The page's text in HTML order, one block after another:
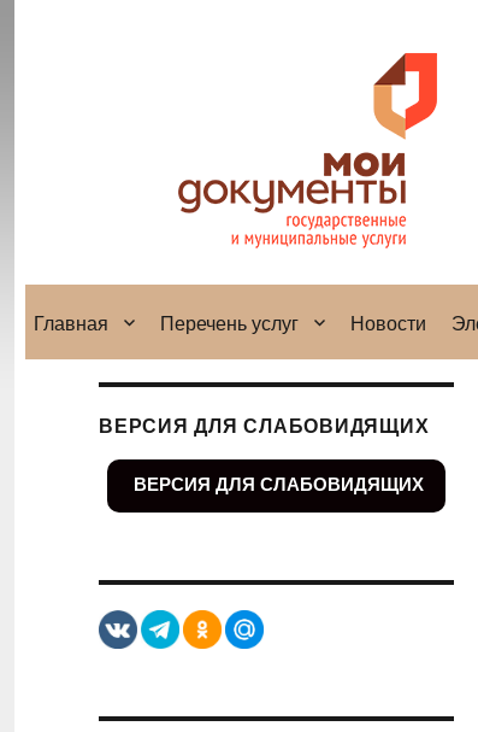
Главная Перечень услуг Новости
ВЕРСИЯ ДЛЯ СЛАБОВИДЯЩИХ
ВЕРСИЯ ДЛЯ СЛАБОВИДЯЩИХ